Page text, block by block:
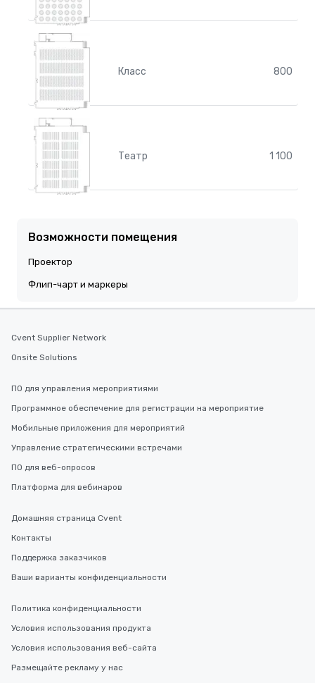
Класс 800
Театр 1 100
Возможности помещения
Проектор
Флип-чарт и маркеры
Cvent Supplier Network
Onsite Solutions
ПО для управления мероприятиями
Программное обеспечение для регистрации на мероприятие
Мобильные приложения для мероприятий
Управление стратегическими встречами
ПО для веб-опросов
Платформа для вебинаров
Домашняя страница Cvent
Контакты
Поддержка заказчиков
Ваши варианты конфиденциальности
Политика конфиденциальности
Условия использования продукта
Условия использования веб-сайта
Размещайте рекламу у нас